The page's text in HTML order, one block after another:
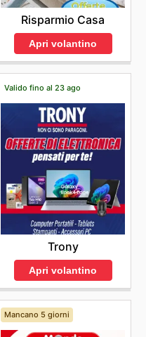
Risparmio Casa
Apri volantino
Valido fino al 23 ago
Trony
Apri volantino
Mancano 5 giorni